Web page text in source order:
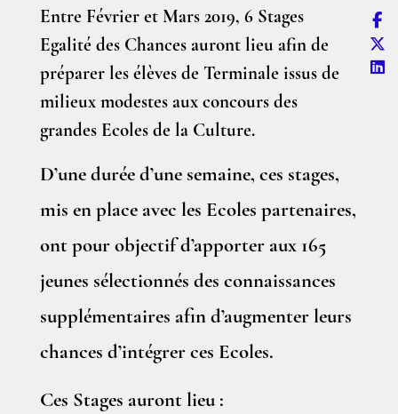
Entre Février et Mars 2019, 6 Stages
Egalité des Chances auront lieu afin de
préparer les élèves de Terminale issus de
milieux modestes aux concours des
grandes Ecoles de la Culture.
D’une durée d’une semaine, ces stages,
mis en place avec les Ecoles partenaires,
ont pour objectif d’apporter aux 165
jeunes sélectionnés des connaissances
supplémentaires afin d’augmenter leurs
chances d’intégrer ces Ecoles.
Ces Stages auront lieu :